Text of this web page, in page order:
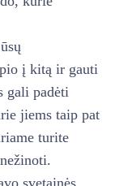
į kitą ir gauti
gali padėti
jiems taip pat
turite
svetainės